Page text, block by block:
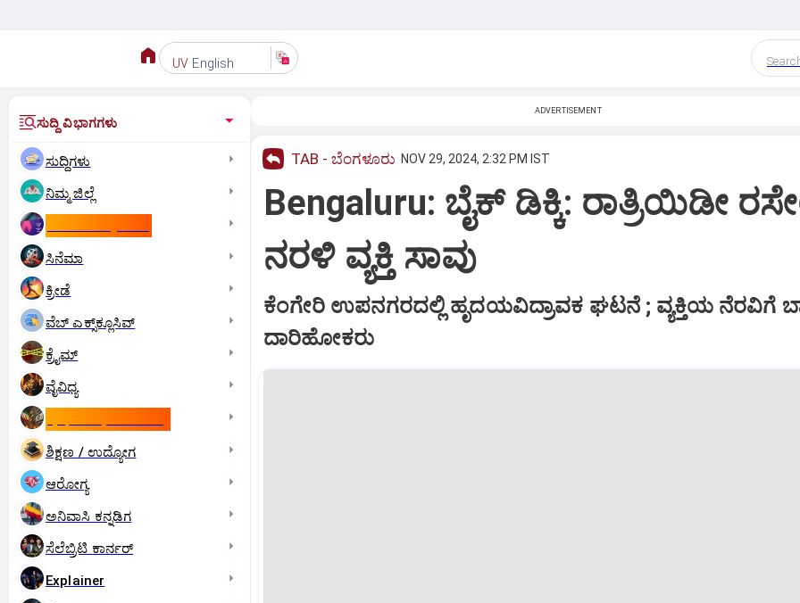
UV English
ಸುದ್ದಿ ವಿಭಾಗಗಳು
ಸುದ್ದಿಗಳು
ನಿಮ್ಮ ಜಿಲ್ಲೆ
ಸಿನೆಮಾ
ಕ್ರೀಡೆ
ವೆಬ್ ಎಕ್ಸ್‌ಕ್ಲೂಸಿವ್
ಕ್ರೈಮ್
ವೈವಿಧ್ಯ
ಶಿಕ್ಷಣ / ಉದ್ಯೋಗ
ಆರೋಗ್ಯ
ಅನಿವಾಸಿ ಕನ್ನಡಿಗ
ಸೆಲೆಬ್ರಿಟಿ ಕಾರ್ನರ್‌
Explainer
ADVERTISEMENT
TAB - ಬೆಂಗಳೂರು NOV 29, 2024, 2:32 PM IST
Bengaluru: ಬೈಕ್‌ ಡಿಕ್ಕಿ: ರಾತ್ರಿಯಿಡೀ
ನರಳಿ ವ್ಯಕ್ತಿ ಸಾವು
ಕೆಂಗೇರಿ ಉಪನಗರದಲ್ಲಿ ಹೃದಯವಿದ್ರಾವಕ ಘಟನೆ ; ವ್ಯಕ್ತಿಯ ನೆರವಿಗೆ
ದಾರಿಹೋಕರು